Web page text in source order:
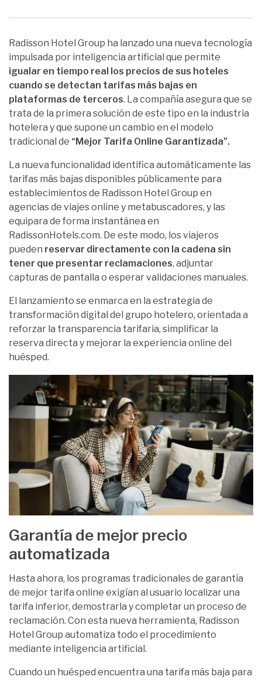
Radisson Hotel Group ha lanzado una nueva tecnología
impulsada por inteligencia artificial que permite
igualar en tiempo real los precios de sus hoteles
cuando se detectan tarifas más bajas en
plataformas de terceros. La compañía asegura que se
trata de la primera solución de este tipo en la industria
hotelera y que supone un cambio en el modelo
tradicional de “Mejor Tarifa Online Garantizada”.
La nueva funcionalidad identifica automáticamente las
tarifas más bajas disponibles públicamente para
establecimientos de Radisson Hotel Group en
agencias de viajes online y metabuscadores, y las
equipara de forma instantánea en
RadissonHotels.com. De este modo, los viajeros
pueden reservar directamente con la cadena sin
tener que presentar reclamaciones, adjuntar
capturas de pantalla o esperar validaciones manuales.
El lanzamiento se enmarca en la estrategia de
transformación digital del grupo hotelero, orientada a
reforzar la transparencia tarifaria, simplificar la
reserva directa y mejorar la experiencia online del
huésped.
Garantía de mejor precio
automatizada
Hasta ahora, los programas tradicionales de garantía
de mejor tarifa online exigían al usuario localizar una
tarifa inferior, demostrarla y completar un proceso de
reclamación. Con esta nueva herramienta, Radisson
Hotel Group automatiza todo el procedimiento
mediante inteligencia artificial.
Cuando un huésped encuentra una tarifa más baja para